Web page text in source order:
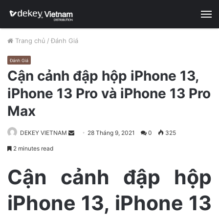
Trang chủ / Đánh Giá
Đánh Giá
Cận cảnh đập hộp iPhone 13,
iPhone 13 Pro và iPhone 13 Pro
Max
DEKEY VIETNAM
d
a
e
28 Tháng 9, 2021 0 325
2 minutes read
Cận cảnh đập hộp
iPhone 13, iPhone 13